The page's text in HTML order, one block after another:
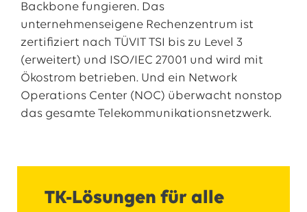
Backbone fungieren. Das
unternehmenseigene Rechenzentrum ist
zertifiziert nach TÜVIT TSI bis zu Level 3
(erweitert) und ISO/IEC 27001 und wird mit
Ökostrom betrieben. Und ein Network
Operations Center (NOC) überwacht nonstop
das gesamte Telekommunikationsnetzwerk.
TK-Lösungen für alle